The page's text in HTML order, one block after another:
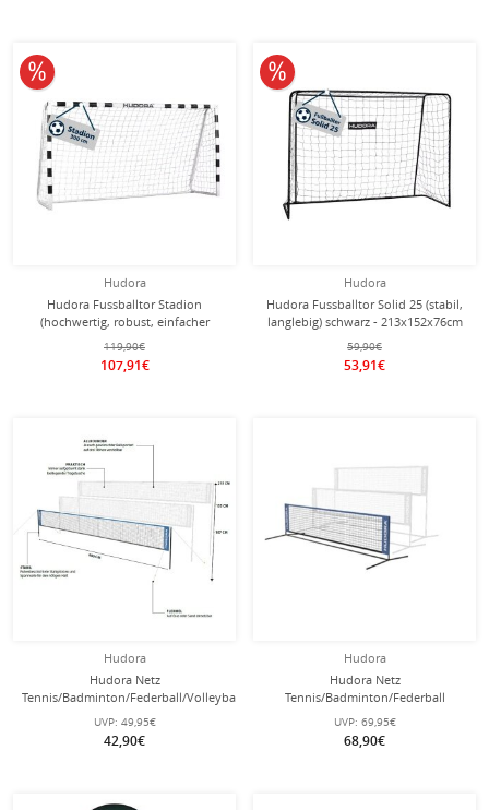
Hudora
Hudora Fussballtor Stadion
(hochwertig, robust, einfacher
Aufbau) weiss - 300x160x90cm
119,90€
107,91€
10% reduziert
Hudora
Hudora Fussballtor Solid 25 (stabil,
langlebig) schwarz - 213x152x76cm
59,90€
53,91€
10% reduziert
Hudora
Hudora Netz
Tennis/Badminton/Federball/Volleyball
höhenverstellbar - Breite 6 Meter
UVP: 49,95€
42,90€
Hudora
Hudora Netz
Tennis/Badminton/Federball
höhenverstellbar - Breite 3 Meter
UVP: 69,95€
68,90€